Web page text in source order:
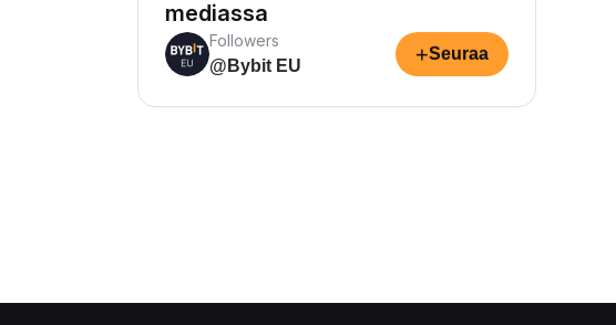
mediassa
Followers
@Bybit EU
+Seuraa